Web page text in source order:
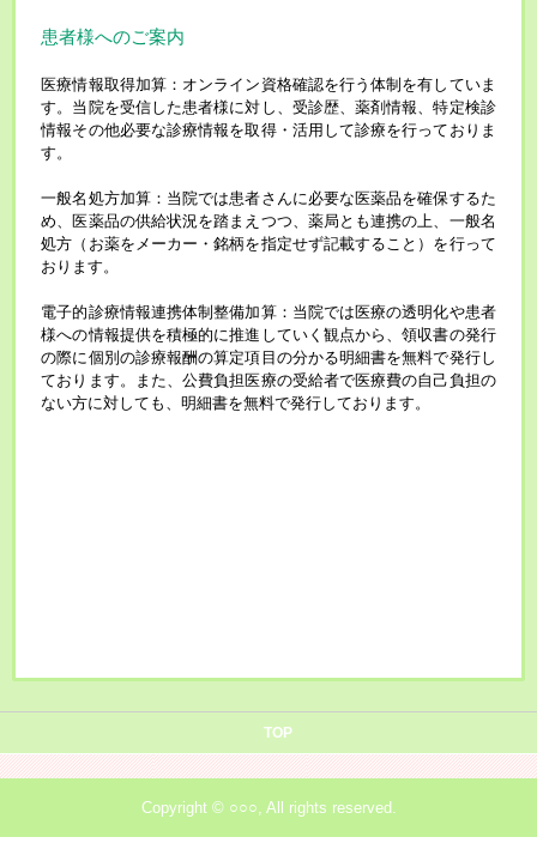
患者様へのご案内
医療情報取得加算：オンライン資格確認を行う体制を有していま
す。当院を受信した患者様に対し、受診歴、薬剤情報、特定検診
情報その他必要な診療情報を取得・活用して診療を行っておりま
す。
一般名処方加算：当院では患者さんに必要な医薬品を確保するた
め、医薬品の供給状況を踏まえつつ、薬局とも連携の上、一般名
処方（お薬をメーカー・銘柄を指定せず記載すること）を行って
おります。
電子的診療情報連携体制整備加算：当院では医療の透明化や患者
様への情報提供を積極的に推進していく観点から、領収書の発行
の際に個別の診療報酬の算定項目の分かる明細書を無料で発行し
ております。また、公費負担医療の受給者で医療費の自己負担の
ない方に対しても、明細書を無料で発行しております。
TOP
Copyright © ○○○, All rights reserved.